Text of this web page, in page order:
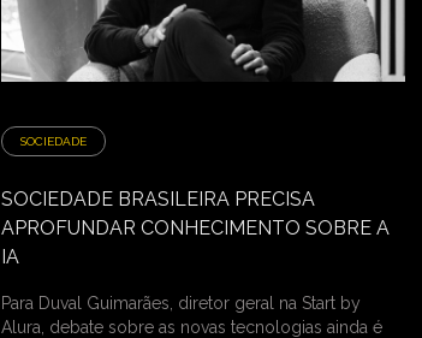
SOCIEDADE
SOCIEDADE BRASILEIRA PRECISA
APROFUNDAR CONHECIMENTO SOBRE A
IA
Para Duval Guimarães, diretor geral na Start by
Alura, debate sobre as novas tecnologias ainda é